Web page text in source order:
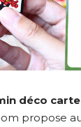
déco
propose